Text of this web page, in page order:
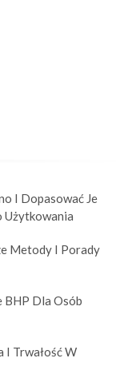
I Dopasować Je
Użytkowania
Metody I Porady
BHP Dla Osób
I Trwałość W